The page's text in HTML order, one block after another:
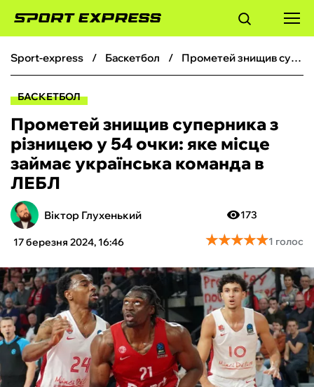
ФУТБОЛ
БОКС
ХОКЕЙ
ТЕНІС
КІБЕРСПОРТ
ЧС-2026
ФУТЗАЛ
ІНШІ
sport-express баскетбол Прометей знищив суперника з різницею у 54 очки: яке місце займає українська команда в ЛЕБЛ
БАСКЕТБОЛ
Прометей знищив суперника з
різницею у 54 очки: яке місце
займає українська команда в
ЛЕБЛ
Віктор Глухенький
17 березня 2024, 16:46
173
★★★★★
★★★★★1 голос